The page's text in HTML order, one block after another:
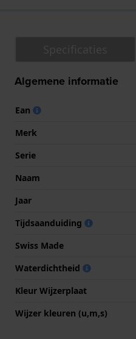
Algemene informatie
Ean
Merk
Serie
Naam
Jaar
Tijdsaanduiding
Swiss Made
Waterdichtheid
Kleur Wijzerplaat
Wijzer kleuren (u,m,s)